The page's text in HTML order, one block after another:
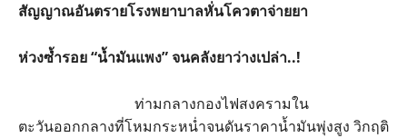
สัญญาณอันตรายโรงพยาบาลหั่นโควตาจ่ายยา
ห่วงซ้ำรอย “น้ำมันแพง” จนคลังยาว่างเปล่า..!
ท่ามกลางกองไฟสงครามใน
ตะวันออกกลางที่โหมกระหน่ำจนดันราคาน้ำมันพุ่งสูง วิกฤติ